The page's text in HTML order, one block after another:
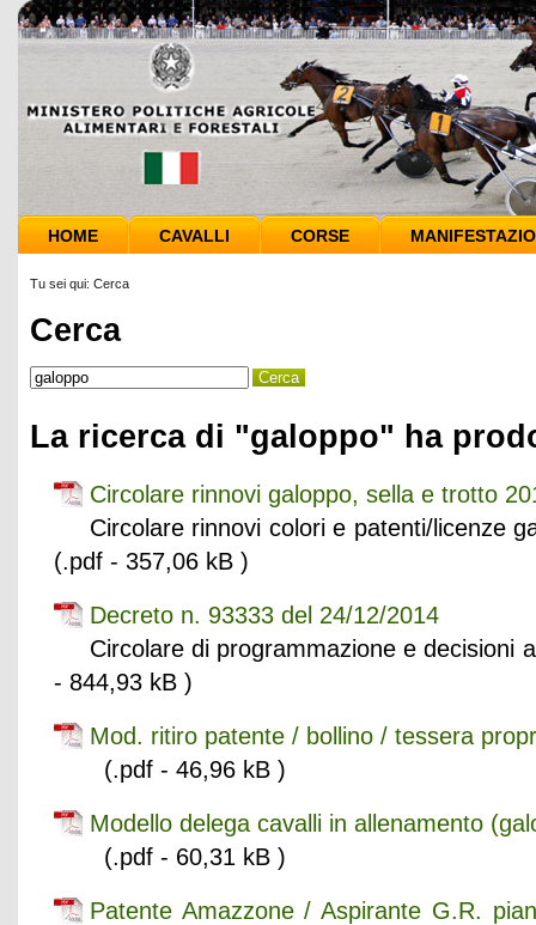
HOME CAVALLI CORSE
Tu sei qui: Cerca
Cerca
La ricerca di "galoppo" ha
Circolare rinnovi galoppo, sella e trotto
Circolare rinnovi colori e patenti/licenze
(.pdf - 357,06 kB )
Decreto n. 93333 del 24/12/2014
Circolare di programmazione e
- 844,93 kB )
Mod. ritiro patente / bollino / tessera
(.pdf - 46,96 kB )
Modello delega cavalli in allenamento
(.pdf - 60,31 kB )
Patente Amazzone / Aspirante G.R.